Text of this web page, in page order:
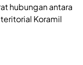
hubungan antara
Koramil